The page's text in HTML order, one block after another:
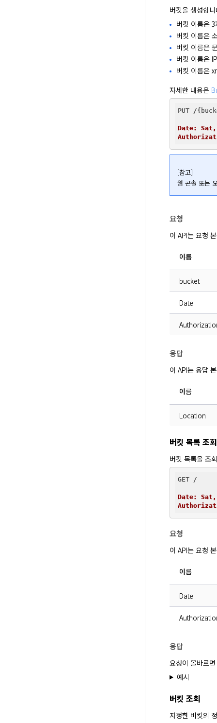
버킷을 생성합
버킷 이름은
버킷 이름은
버킷 이름은
버킷 이름은
버킷 이름은
자세한 내용은
PUT /
Date: Sat,
[참고]
웹 콘솔 또는
요청
이 API는 요청
이름
bucket
Date
응답
이 API는 응답
이름
Location
버킷 목록 조회
버킷 목록을 조
GET /
Date: Sat,
요청
이 API는 요청
이름
Date
응답
요청이 올바르
예시
버킷 조회
지정한 버킷의